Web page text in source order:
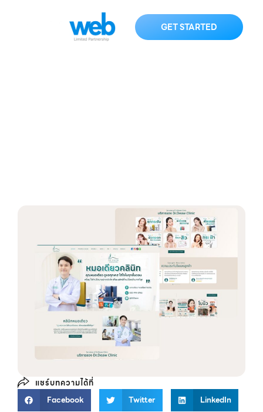
GET STARTED
แชร์บทความได้ที่
Facebook
Twitter LinkedIn